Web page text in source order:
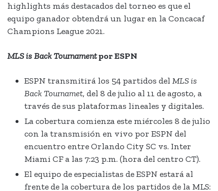
highlights más destacados del torneo es que el
equipo ganador obtendrá un lugar en la Concacaf
Champions League 2021.
MLS is Back Tournamentpor ESPN
ESPN transmitirá los 54 partidos del MLS is
Back Tournamet, del 8 de julio al 11 de agosto, a
través de sus plataformas lineales y digitales.
La cobertura comienza este miércoles 8 de julio
con la transmisión en vivo por ESPN del
encuentro entre Orlando City SC vs. Inter
Miami CF a las 7:23 p.m. (hora del centro CT).
El equipo de especialistas de ESPN estará al
frente de la cobertura de los partidos de la MLS: